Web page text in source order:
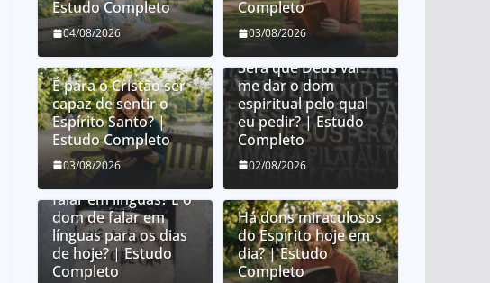
Estudo Completo
04/08/2026
Completo
03/08/2026
É para o Cristão ser
capaz de sentir o
Espírito Santo? |
Estudo Completo
03/08/2026
Como Deus distribui
Será que Deus vai
me dar o dom
espiritual pelo qual
eu pedir? | Estudo
Completo
02/08/2026
falar em línguas? É o
dom de falar em
línguas para os dias
de hoje? | Estudo
Completo
Há dons miraculosos
do Espírito hoje em
dia? | Estudo
Completo